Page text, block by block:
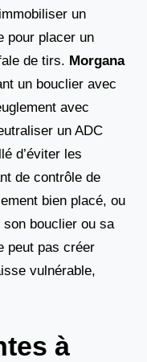
un
pour placer un
de tirs. Morgana
un bouclier avec
avec
un ADC
d’éviter les
de contrôle de
bien placé, ou
son bouclier ou sa
peut pas créer
vulnérable,
à